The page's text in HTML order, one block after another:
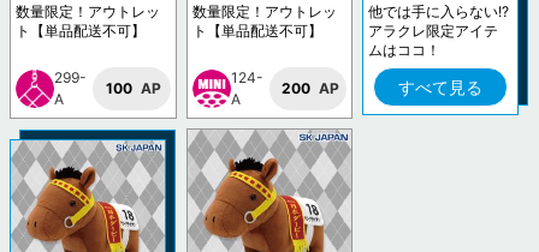
数量限定！アウトレッ
ト【単品配送不可】
299-
A
100 AP
数量限定！アウトレッ
ト【単品配送不可】
124-
A
200 AP
他では手に入らない!?
アラクレ限定アイテ
ムはココ！
すべて見る